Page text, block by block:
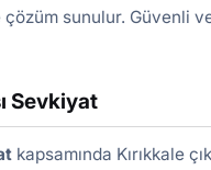
sunulur. Güvenli
Sevkiyat
kapsamında Kırıkkale